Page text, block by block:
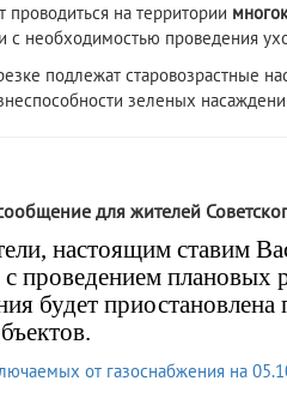
на территории
с необходимостью проведения
подлежат старовозрастные
зеленых
для жителей
настоящим ставим
проведением плановых
будет
от газоснабжения на